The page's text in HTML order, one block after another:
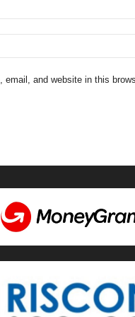
email, and website in this